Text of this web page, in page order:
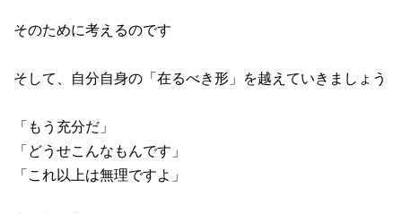
そのために考えるのです
そして、自分自身の「在るべき形」を越えていきましょう
「もう充分だ」
「どうせこんなもんです」
「これ以上は無理ですよ」